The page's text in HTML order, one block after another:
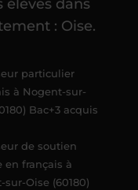
jours
élèves dans
: Oise.
particulier
à Nogent-sur-
Bac+3 acquis
de soutien
en français à
sur-Oise (60180)